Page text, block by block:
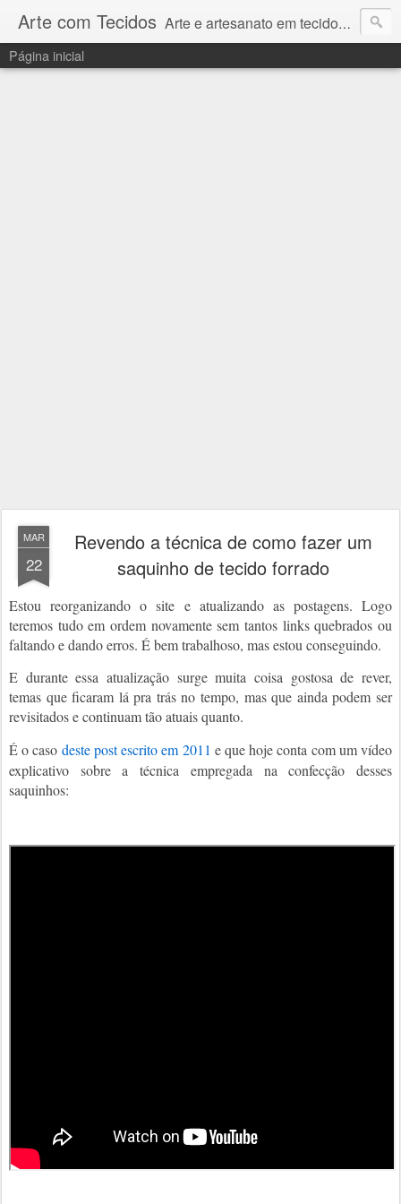
Arte com Tecidos Arte e artesanato em tecidos e sintéticos. Um catálogo incrível de tutoriais escritos e gravados em vídeos por artesãos e artesãs do Brasil e do Exterior e também vídeos autorais sobre modelagem em Corel Draw
Página inicial
MAR
22
Revendo a técnica de como fazer um
saquinho de tecido forrado
Estou reorganizando o site e atualizando as postagens. Logo
teremos tudo em ordem novamente sem tantos links quebrados ou
faltando e dando erros. É bem trabalhoso, mas estou conseguindo.
E durante essa atualização surge muita coisa gostosa de rever,
temas que ficaram lá pra trás no tempo, mas que ainda podem ser
revisitados e continuam tão atuais quanto.
É o caso deste post escrito em 2011 e que hoje conta com um vídeo
explicativo sobre a técnica empregada na confecção desses
saquinhos: